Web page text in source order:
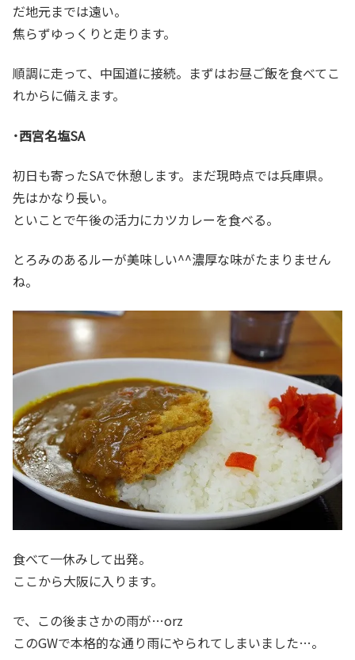
だ地元までは遠い。
焦らずゆっくりと走ります。
順調に走って、中国道に接続。まずはお昼ご飯を食べてこ
れからに備えます。
･西宮名塩SA
初日も寄ったSAで休憩します。まだ現時点では兵庫県。
先はかなり長い。
といことで午後の活力にカツカレーを食べる。
とろみのあるルーが美味しい^^濃厚な味がたまりません
ね。
食べて一休みして出発。
ここから大阪に入ります。
で、この後まさかの雨が…orz
このGWで本格的な通り雨にやられてしまいました…。